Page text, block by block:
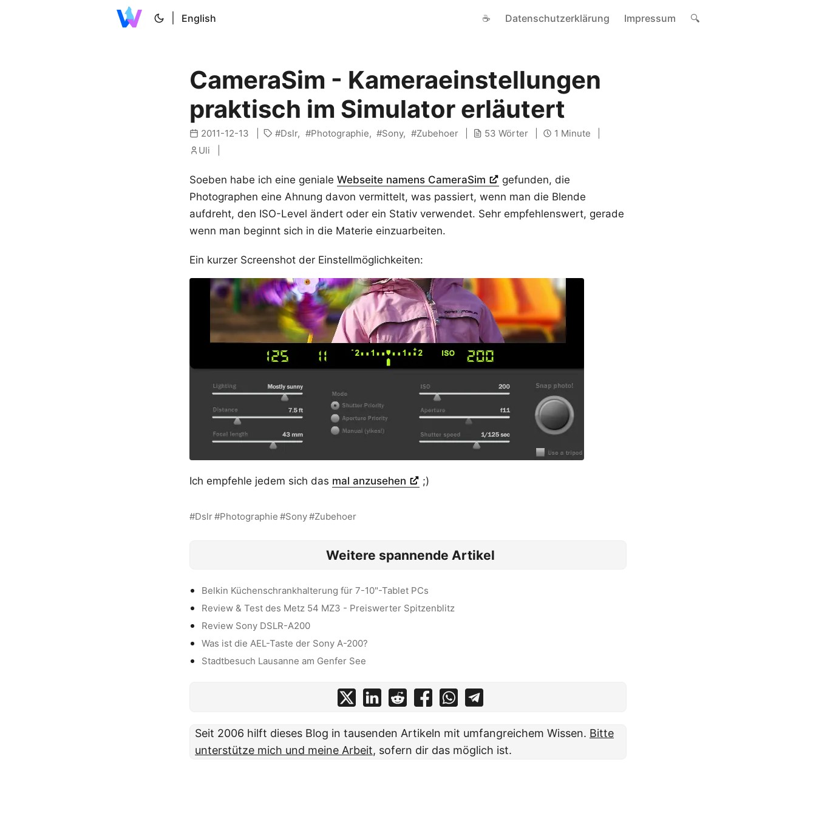
English ☕ Datenschutzerklärung Impressum 🔍
CameraSim - Kameraeinstellungen
praktisch im Simulator erläutert
2011-12-13 Dslr Photographie Sony Zubehoer 53 Wörter
1 Minute
Uli
Soeben habe ich eine geniale Webseite namens CameraSim
gefunden, die
Photographen eine Ahnung davon vermittelt, was passiert, wenn man die Blende
aufdreht, den ISO-Level ändert oder ein Stativ verwendet. Sehr empfehlenswert, gerade
wenn man beginnt sich in die Materie einzuarbeiten.
Ein kurzer Screenshot der Einstellmöglichkeiten:
Ich empfehle jedem sich das mal anzusehen ;)
Dslr Photographie Sony Zubehoer
Weitere spannende Artikel
Belkin Küchenschrankhalterung für 7-10"-Tablet PCs
Review & Test des Metz 54 MZ3 - Preiswerter Spitzenblitz
Review Sony DSLR-A200
Was ist die AEL-Taste der Sony A-200?
Stadtbesuch Lausanne am Genfer See
Seit 2006 hilft dieses Blog in tausenden Artikeln mit umfangreichem Wissen. Bitte
unterstütze mich und meine Arbeit, sofern dir das möglich ist.